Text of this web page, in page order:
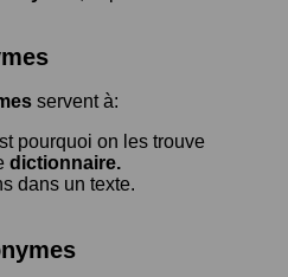
servent à:
pourquoi on les trouve
dictionnaire.
dans un texte.